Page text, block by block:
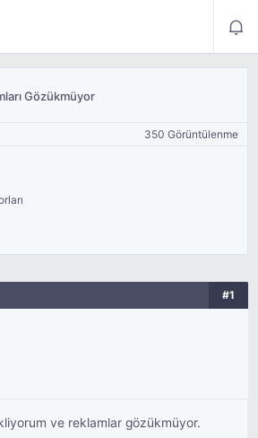
Gözükmüyor
350 Görüntülenme
#1
ve reklamlar gözükmüyor.